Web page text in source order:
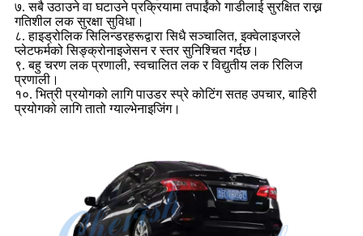
७. सबै उठाउने वा घटाउने प्रक्रियामा तपाईंको गाडीलाई सुरक्षित राख्न
गतिशील लक सुरक्षा सुविधा।
८. हाइड्रोलिक सिलिन्डरहरूद्वारा सिधै सञ्चालित, इक्वेलाइजरले
प्लेटफर्मको सिङ्क्रोनाइजेसन र स्तर सुनिश्चित गर्दछ।
९. बहु चरण लक प्रणाली, स्वचालित लक र विद्युतीय लक रिलिज
प्रणाली।
१०. भित्री प्रयोगको लागि पाउडर स्प्रे कोटिंग सतह उपचार, बाहिरी
प्रयोगको लागि तातो ग्याल्भेनाइजिंग।